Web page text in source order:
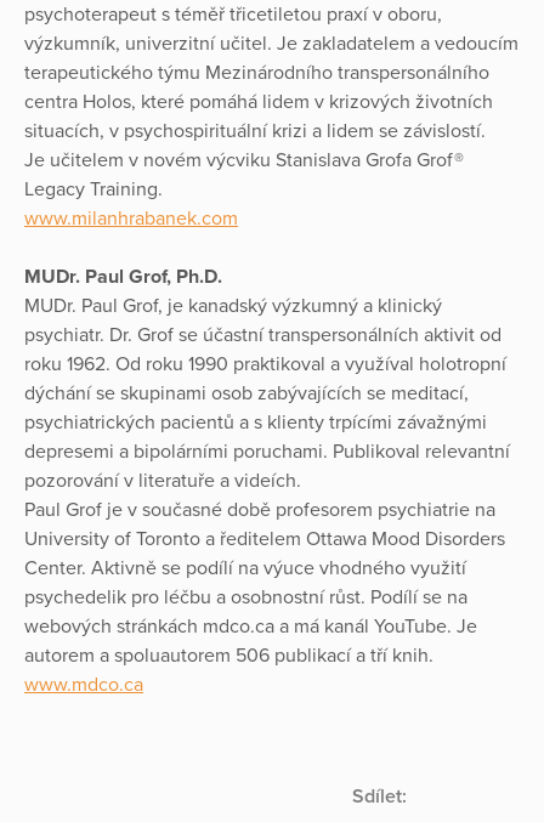
psychoterapeut s téměř třicetiletou praxí v oboru,
výzkumník, univerzitní učitel. Je zakladatelem a vedoucím
terapeutického týmu Mezinárodního transpersonálního
centra Holos, které pomáhá lidem v krizových životních
situacích, v psychospirituální krizi a lidem se závislostí.
Je učitelem v novém výcviku Stanislava Grofa Grof®
Legacy Training.
www.milanhrabanek.com
MUDr. Paul Grof, Ph.D.
MUDr. Paul Grof, je kanadský výzkumný a klinický
psychiatr. Dr. Grof se účastní transpersonálních aktivit od
roku 1962. Od roku 1990 praktikoval a využíval holotropní
dýchání se skupinami osob zabývajících se meditací,
psychiatrických pacientů a s klienty trpícími závažnými
depresemi a bipolárními poruchami. Publikoval relevantní
pozorování v literatuře a videích.
Paul Grof je v současné době profesorem psychiatrie na
University of Toronto a ředitelem Ottawa Mood Disorders
Center. Aktivně se podílí na výuce vhodného využití
psychedelik pro léčbu a osobnostní růst. Podílí se na
webových stránkách mdco.ca a má kanál YouTube. Je
autorem a spoluautorem 506 publikací a tří knih.
www.mdco.ca
Sdílet: